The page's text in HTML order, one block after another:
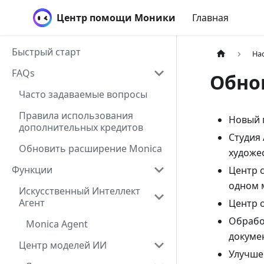
Центр помощи Моники Главная
Быстрый старт
FAQs
Часто задаваемые вопросы
Правила использования
дополнительных кредитов
Обновить расширение Monica
Функции
Искусственный Интеллект
Агент
Monica Agent
Центр моделей ИИ
Новый
Центр
одном
Центр